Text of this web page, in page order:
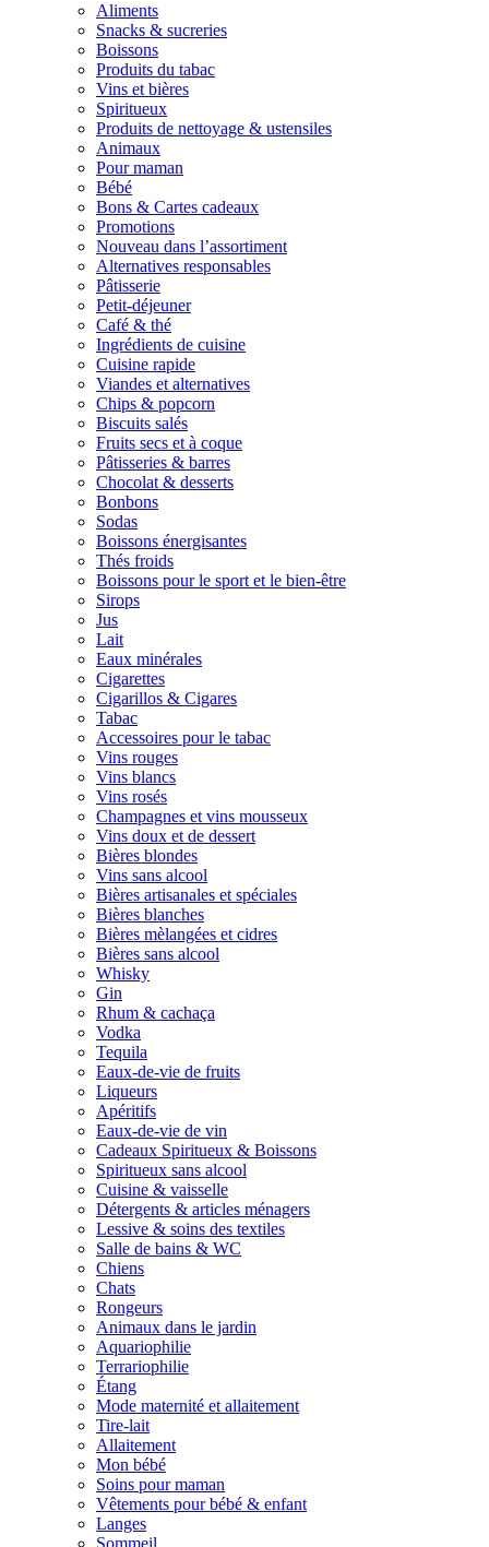
Aliments
Snacks & sucreries
Boissons
Produits du tabac
Vins et bières
Spiritueux
Produits de nettoyage & ustensiles
Animaux
Pour maman
Bébé
Bons & Cartes cadeaux
Promotions
Nouveau dans l’assortiment
Alternatives responsables
Pâtisserie
Petit-déjeuner
Café & thé
Ingrédients de cuisine
Cuisine rapide
Viandes et alternatives
Chips & popcorn
Biscuits salés
Fruits secs et à coque
Pâtisseries & barres
Chocolat & desserts
Bonbons
Sodas
Boissons énergisantes
Thés froids
Boissons pour le sport et le bien-être
Sirops
Jus
Lait
Eaux minérales
Cigarettes
Cigarillos & Cigares
Tabac
Accessoires pour le tabac
Vins rouges
Vins blancs
Vins rosés
Champagnes et vins mousseux
Vins doux et de dessert
Bières blondes
Vins sans alcool
Bières artisanales et spéciales
Bières blanches
Bières mèlangées et cidres
Bières sans alcool
Whisky
Gin
Rhum & cachaça
Vodka
Tequila
Eaux-de-vie de fruits
Liqueurs
Apéritifs
Eaux-de-vie de vin
Cadeaux Spiritueux & Boissons
Spiritueux sans alcool
Cuisine & vaisselle
Détergents & articles ménagers
Lessive & soins des textiles
Salle de bains & WC
Chiens
Chats
Rongeurs
Animaux dans le jardin
Aquariophilie
Terrariophilie
Étang
Mode maternité et allaitement
Tire-lait
Allaitement
Mon bébé
Soins pour maman
Vêtements pour bébé & enfant
Langes
Sommeil